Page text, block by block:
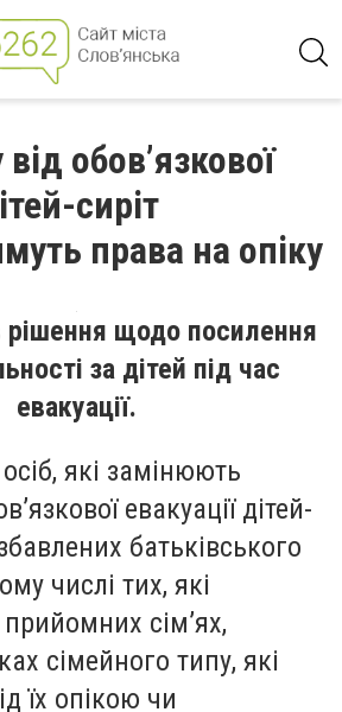
обов’язкової
сиріт
права на опіку
рішення щодо посилення
за дітей під час
евакуації.
які замінюють
евакуації дітей-
батьківського
числі тих, які
сім’ях,
сімейного типу, які
їх опікою чи